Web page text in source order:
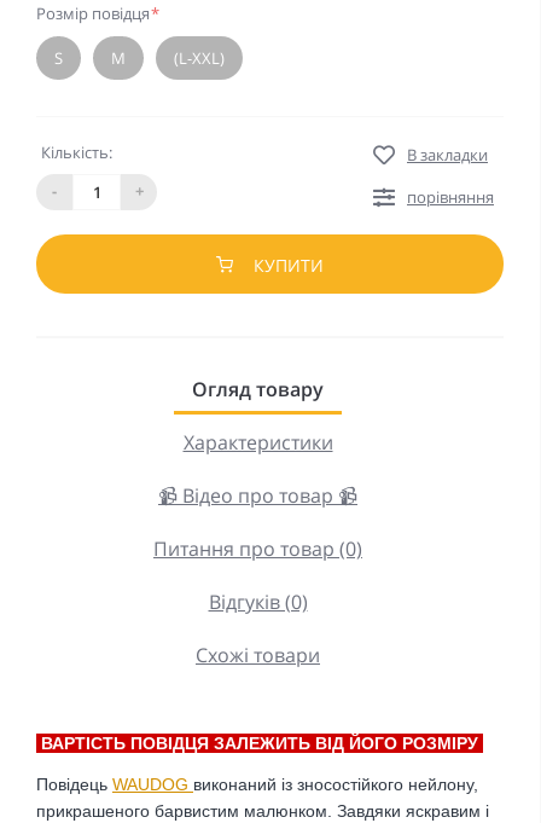
Розмір повідця*
S M (L-XXL)
Кількість:
-
+
В закладки
порівняння
КУПИТИ
Огляд товару
Характеристики
📹 Відео про товар 📹
Питання про товар (0)
Відгуків (0)
Схожі товари
ВАРТІСТЬ ПОВІДЦЯ ЗАЛЕЖИТЬ ВІД ЙОГО РОЗМІРУ
Повідець WAUDOG виконаний із зносостійкого нейлону,
прикрашеного барвистим малюнком. Завдяки яскравим і